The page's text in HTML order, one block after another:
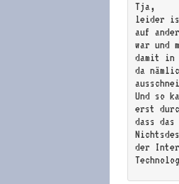
Tja,
leider
auf
war und
damit in
da
Und so
erst
dass
der